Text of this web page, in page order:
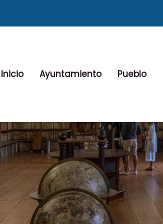
Inicio Ayuntamiento Pueblo